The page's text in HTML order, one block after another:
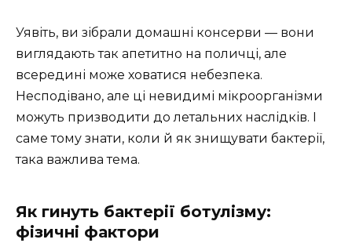
Уявіть, ви зібрали домашні консерви — вони
виглядають так апетитно на поличці, але
всередині може ховатися небезпека.
Несподівано, але ці невидимі мікроорганізми
можуть призводити до летальних наслідків. І
саме тому знати, коли й як знищувати бактерії,
така важлива тема.
Як гинуть бактерії ботулізму:
фізичні фактори